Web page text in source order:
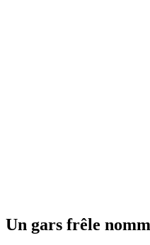
Un gars frêle